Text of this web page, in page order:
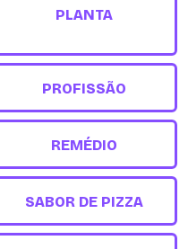
PLANTA
PROFISSÃO
REMÉDIO
SABOR DE PIZZA